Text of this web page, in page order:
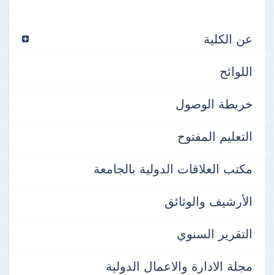
عن الكلية
اللوائح
خريطة الوصول
التعليم المفتوح
مكتب العلاقات الدولية بالجامعة
الأرشيف والوثائق
التقرير السنوي
مجلة الادارة والاعمال الدولية